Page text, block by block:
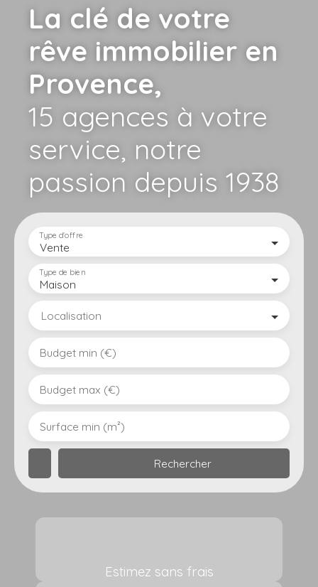
La clé de votre
rêve immobilier en
Provence,
15 agences à votre
service, notre
passion depuis 1938
Vente
Type d'offre
Maison
Type de bien
Localisation
Budget min (€)
Budget max (€)
Surface min (m²)
Rechercher
Estimez sans frais